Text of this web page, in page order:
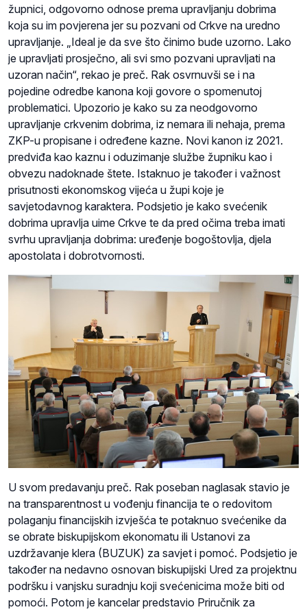
župnici, odgovorno odnose prema upravljanju dobrima
koja su im povjerena jer su pozvani od Crkve na uredno
upravljanje. „Ideal je da sve što činimo bude uzorno. Lako
je upravljati prosječno, ali svi smo pozvani upravljati na
uzoran način“, rekao je preč. Rak osvrnuvši se i na
pojedine odredbe kanona koji govore o spomenutoj
problematici. Upozorio je kako su za neodgovorno
upravljanje crkvenim dobrima, iz nemara ili nehaja, prema
ZKP-u propisane i određene kazne. Novi kanon iz 2021.
predviđa kao kaznu i oduzimanje službe župniku kao i
obvezu nadoknade štete. Istaknuo je također i važnost
prisutnosti ekonomskog vijeća u župi koje je
savjetodavnog karaktera. Podsjetio je kako svećenik
dobrima upravlja uime Crkve te da pred očima treba imati
svrhu upravljanja dobrima: uređenje bogoštovlja, djela
apostolata i dobrotvornosti.
U svom predavanju preč. Rak poseban naglasak stavio je
na transparentnost u vođenju financija te o redovitom
polaganju financijskih izvješća te potaknuo svećenike da
se obrate biskupijskom ekonomatu ili Ustanovi za
uzdržavanje klera (BUZUK) za savjet i pomoć. Podsjetio je
također na nedavno osnovan biskupijski Ured za projektnu
podršku i vanjsku suradnju koji svećenicima može biti od
pomoći. Potom je kancelar predstavio Priručnik za